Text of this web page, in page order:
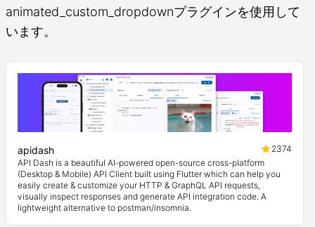
animated_custom_dropdownプラグインを使用して
います。
apidash
2374
API Dash is a beautiful AI-powered open-source cross-platform
(Desktop & Mobile) API Client built using Flutter which can help you
easily create & customize your HTTP & GraphQL API requests,
visually inspect responses and generate API integration code. A
lightweight alternative to postman/insomnia.